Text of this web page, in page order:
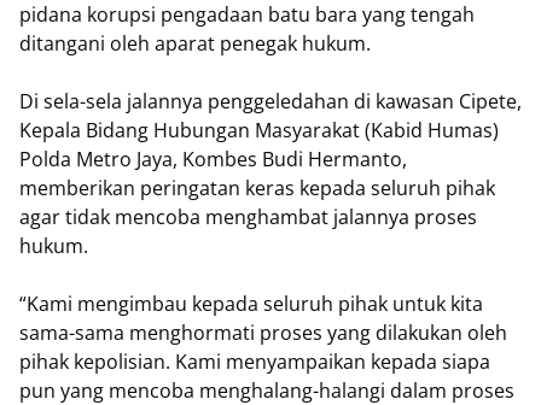
pidana korupsi pengadaan batu bara yang tengah
ditangani oleh aparat penegak hukum.
Di sela-sela jalannya penggeledahan di kawasan Cipete,
Kepala Bidang Hubungan Masyarakat (Kabid Humas)
Polda Metro Jaya, Kombes Budi Hermanto,
memberikan peringatan keras kepada seluruh pihak
agar tidak mencoba menghambat jalannya proses
hukum.
“Kami mengimbau kepada seluruh pihak untuk kita
sama-sama menghormati proses yang dilakukan oleh
pihak kepolisian. Kami menyampaikan kepada siapa
pun yang mencoba menghalang-halangi dalam proses